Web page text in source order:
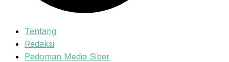
Tentang
Redaksi
Pedoman Media Siber